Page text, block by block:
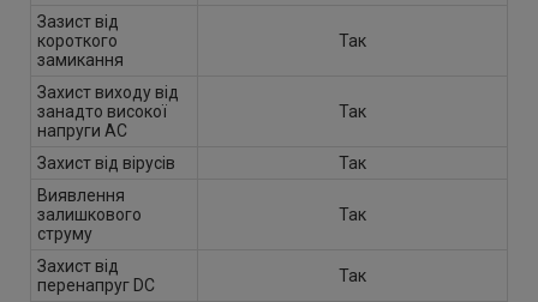
Зазист від
короткого
замикання
Так
Захист виходу від
занадто високої
напруги AC
Так
Захист від вірусів
Так
Виявлення
залишкового
струму
Так
Захист від
перенапруг DC
Так